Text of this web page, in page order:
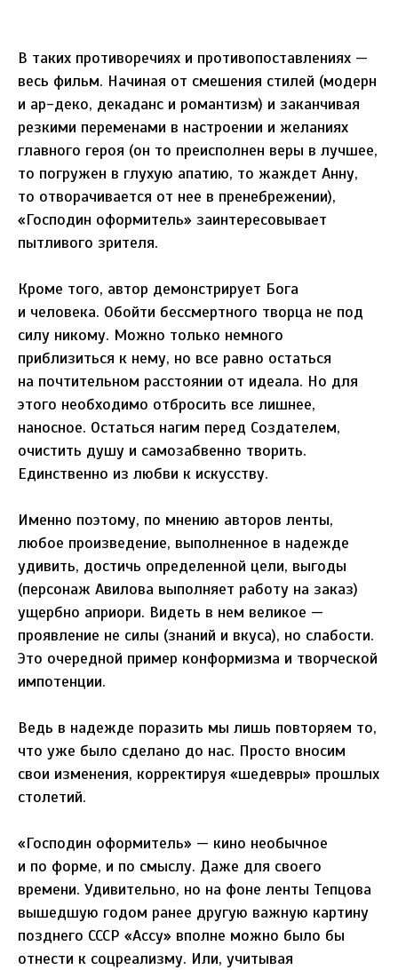
В таких противоречиях и противопоставлениях —
весь фильм. Начиная от смешения стилей (модерн
и ар-деко, декаданс и романтизм) и заканчивая
резкими переменами в настроении и желаниях
главного героя (он то преисполнен веры в лучшее,
то погружен в глухую апатию, то жаждет Анну,
то отворачивается от нее в пренебрежении),
«Господин оформитель» заинтересовывает
пытливого зрителя.
Кроме того, автор демонстрирует Бога
и человека. Обойти бессмертного творца не под
силу никому. Можно только немного
приблизиться к нему, но все равно остаться
на почтительном расстоянии от идеала. Но для
этого необходимо отбросить все лишнее,
наносное. Остаться нагим перед Создателем,
очистить душу и самозабвенно творить.
Единственно из любви к искусству.
Именно поэтому, по мнению авторов ленты,
любое произведение, выполненное в надежде
удивить, достичь определенной цели, выгоды
(персонаж Авилова выполняет работу на заказ)
ущербно априори. Видеть в нем великое —
проявление не силы (знаний и вкуса), но слабости.
Это очередной пример конформизма и творческой
импотенции.
Ведь в надежде поразить мы лишь повторяем то,
что уже было сделано до нас. Просто вносим
свои изменения, корректируя «шедевры» прошлых
столетий.
«Господин оформитель» — кино необычное
и по форме, и по смыслу. Даже для своего
времени. Удивительно, но на фоне ленты Тепцова
вышедшую годом ранее другую важную картину
позднего СССР «Ассу» вполне можно было бы
отнести к соцреализму. Или, учитывая